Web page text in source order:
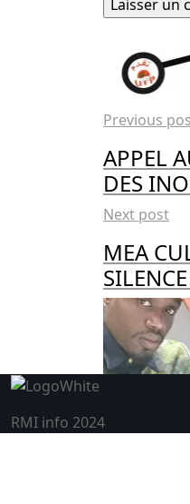
Previous
APPEL
DES
Next post
MEA
RMI info 2024